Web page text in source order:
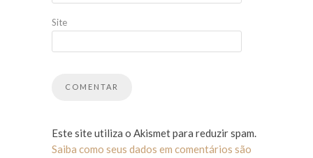
Site
Este site utiliza o Akismet para reduzir spam.
Saiba como seus dados em comentários são